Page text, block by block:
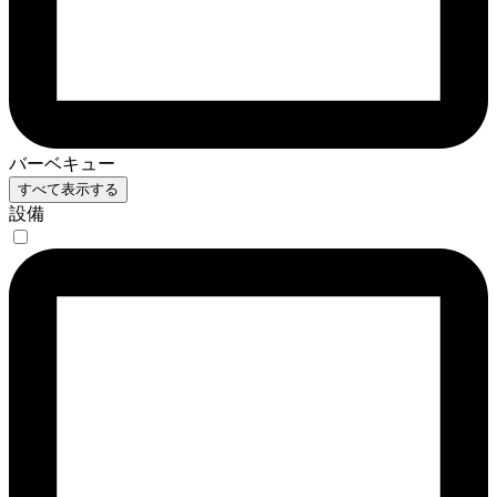
バーベキュー
すべて表示する
設備